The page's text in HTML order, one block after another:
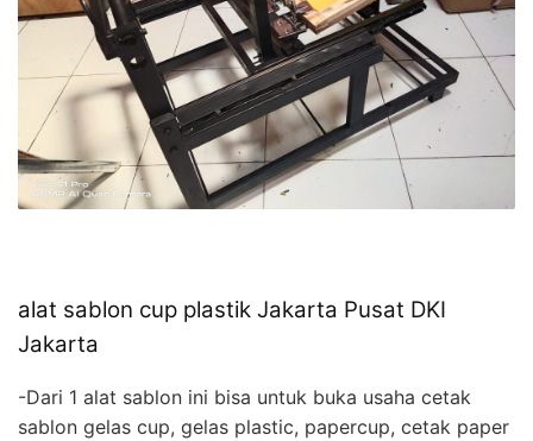
alat sablon cup plastik Jakarta Pusat DKI
Jakarta
-Dari 1 alat sablon ini bisa untuk buka usaha cetak
sablon gelas cup, gelas plastic, papercup, cetak paper